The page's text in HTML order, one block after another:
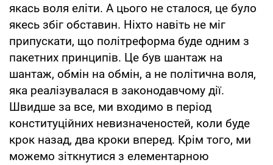
якась воля еліти. А цього не сталося, це було
якесь збіг обставин. Ніхто навіть не міг
припускати, що політреформа буде одним з
пакетних принципів. Це був шантаж на
шантаж, обмін на обмін, а не політична воля,
яка реалізувалася в законодавчому дії.
Швидше за все, ми входимо в період
конституційних невизначеностей, коли буде
крок назад, два кроки вперед. Крім того, ми
можемо зіткнутися з елементарною